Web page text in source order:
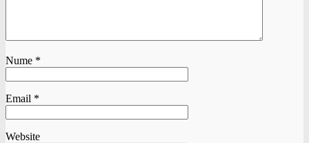
Nume *
Email *
Website